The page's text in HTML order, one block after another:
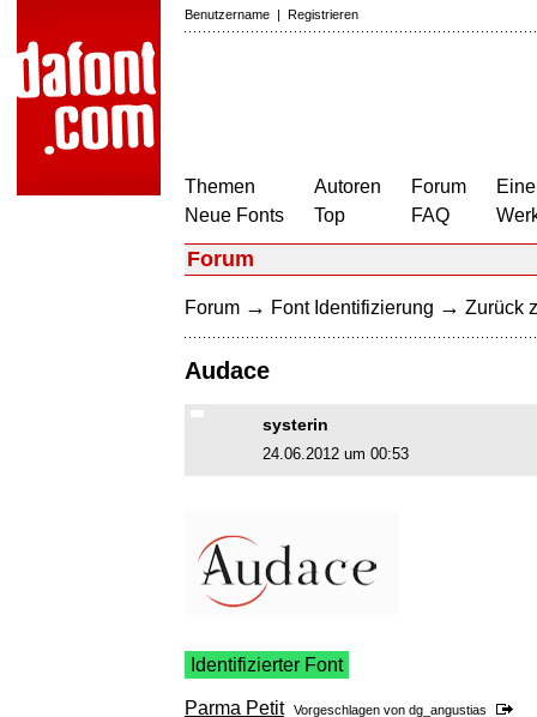
Benutzername | Registrieren
Themen
Neue Fonts
Autoren
Top
Forum
FAQ
Forum
Forum → Font Identifizierung → Zurück
Audace
systerin
24.06.2012 um 00:53
Identifizierter Font
Parma Petit Vorgeschlagen von dg_angustias